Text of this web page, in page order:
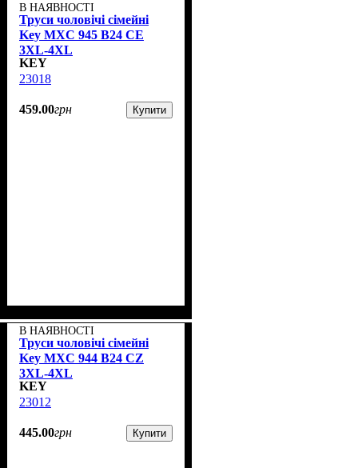
В НАЯВНОСТІ
Труси чоловічі сімейні
Key MXC 945 В24 CE
3XL-4XL
KEY
23018
459.00грн Купити
В НАЯВНОСТІ
Труси чоловічі сімейні
Key MXC 944 В24 CZ
3XL-4XL
KEY
23012
445.00грн Купити